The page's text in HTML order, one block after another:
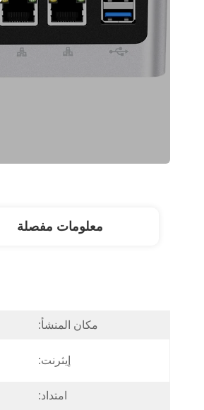
معلومات مفصلة
مكان المنشأ:
إيثرنت:
امتداد: